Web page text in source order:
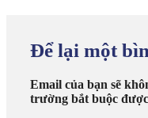
Để lại một
Email của bạn sẽ
trường bắt buộc